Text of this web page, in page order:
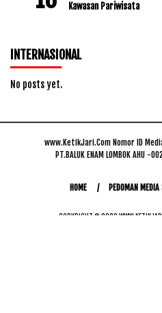
Kawasan Pariwisata
INTERNASIONAL
No posts yet.
www.KetikJari.Com Nomor ID
PT.BALUK ENAM LOMBOK AHU -
HOME PEDOMAN MEDIA
COPYRIGHT © 2026